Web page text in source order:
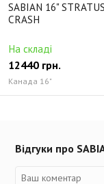
SABIAN 16" STRATUS
CRASH
На складі
12440 грн.
Канада 16"
Відгуки про